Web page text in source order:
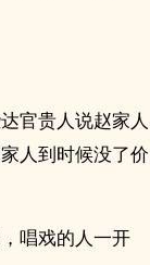
官贵人说赵家人
人到时候没了价
唱戏的人一开